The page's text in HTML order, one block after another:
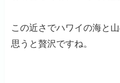
この近さでハワイの海と
思うと贅沢ですね。